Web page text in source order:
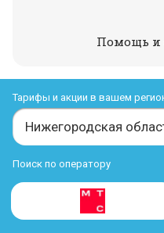
Помощь и
Тарифы и акции в вашем
Нижегородская
Поиск по оператору